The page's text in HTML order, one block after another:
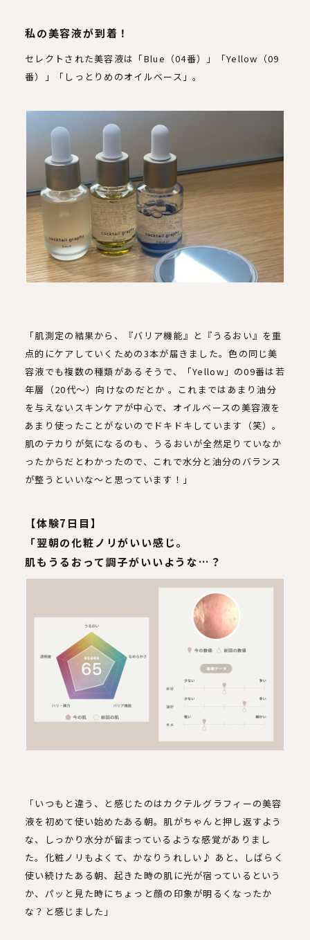
私の美容液が到着！
セレクトされた美容液は「Blue（04番）」「Yellow（09
番）」「しっとりめのオイルベース」。
「肌測定の結果から、『バリア機能』と『うるおい』を重
点的にケアしていくための3本が届きました。色の同じ美
容液でも複数の種類があるそうで、「Yellow」の09番は若
年層（20代～）向けなのだとか 。これまではあまり油分
を与えないスキンケアが中心で、オイルベースの美容液を
あまり使ったことがないのでドキドキしています（笑）。
肌のテカりが気になるのも、うるおいが全然足りていなか
ったからだとわかったので、これで水分と油分のバランス
が整うといいな〜と思っています！」
【体験7日目】
「翌朝の化粧ノリがいい感じ。
肌もうるおって調子がいいような…？
「いつもと違う、と感じたのはカクテルグラフィーの美容
液を初めて使い始めたある朝。肌がちゃんと押し返すよう
な、しっかり水分が留まっているような感覚がありまし
た。化粧ノリもよくて、かなりうれしい♪ あと、しばらく
使い続けたある朝、起きた時の肌に光が宿っているという
か、パッと見た時にちょっと顔の印象が明るくなったか
な？と感じました」